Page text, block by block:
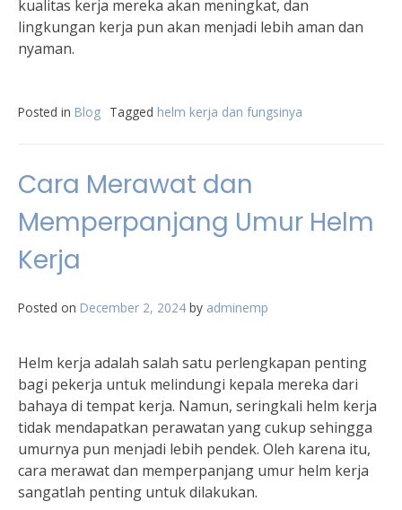
kualitas kerja mereka akan meningkat, dan
lingkungan kerja pun akan menjadi lebih aman dan
nyaman.
Posted in Blog Tagged helm kerja dan fungsinya
Cara Merawat dan
Memperpanjang Umur Helm
Kerja
Posted on December 2, 2024 by adminemp
Helm kerja adalah salah satu perlengkapan penting
bagi pekerja untuk melindungi kepala mereka dari
bahaya di tempat kerja. Namun, seringkali helm kerja
tidak mendapatkan perawatan yang cukup sehingga
umurnya pun menjadi lebih pendek. Oleh karena itu,
cara merawat dan memperpanjang umur helm kerja
sangatlah penting untuk dilakukan.